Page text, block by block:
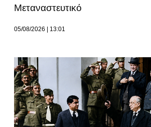
Μεταναστευτικό
05/08/2026 13:01